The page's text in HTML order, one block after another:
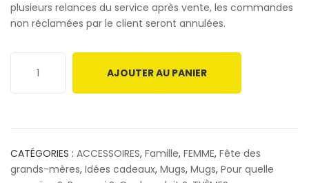
plusieurs relances du service après vente, les commandes
non réclamées par le client seront annulées.
AJOUTER AU PANIER
CATÉGORIES : ACCESSOIRES, Famille, FEMME, Fête des
grands-mères, Idées cadeaux, Mugs, Mugs, Pour quelle